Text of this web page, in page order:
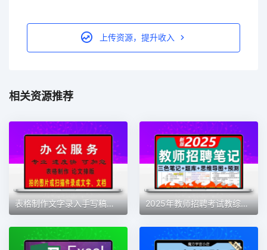
上传资源，提升收入
相关资源推荐
表格制作文字录入手写稿录成电子稿网页内容录成文档数据录入打字 2025年教师招聘考试教综教基学霸三色笔记思维导图题库资料电子版